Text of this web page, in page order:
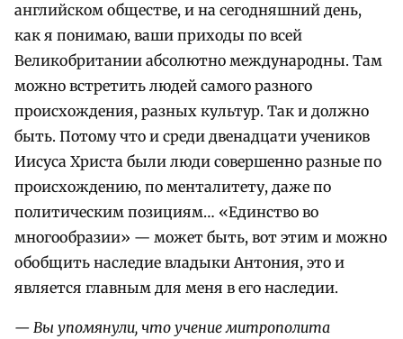
английском обществе, и на сегодняшний день,
как я понимаю, ваши приходы по всей
Великобритании абсолютно международны. Там
можно встретить людей самого разного
происхождения, разных культур. Так и должно
быть. Потому что и среди двенадцати учеников
Иисуса Христа были люди совершенно разные по
происхождению, по менталитету, даже по
политическим позициям… «Единство во
многообразии» — может быть, вот этим и можно
обобщить наследие владыки Антония, это и
является главным для меня в его наследии.
— Вы упомянули, что учение митрополита